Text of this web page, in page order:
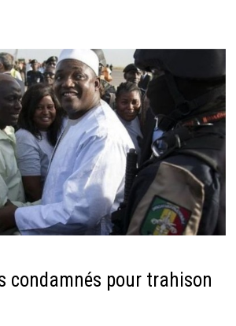
condamnés pour trahison